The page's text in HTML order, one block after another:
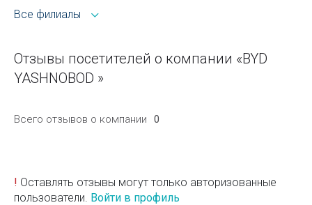
Все филиалы
Отзывы посетителей о компании «BYD
YASHNOBOD »
Всего отзывов о компании 0
! Оставлять отзывы могут только авторизованные
пользователи. Войти в профиль